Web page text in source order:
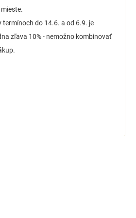
termínoch do 14.6. a od 6.9. je
zľava 10% - nemožno kombinovať